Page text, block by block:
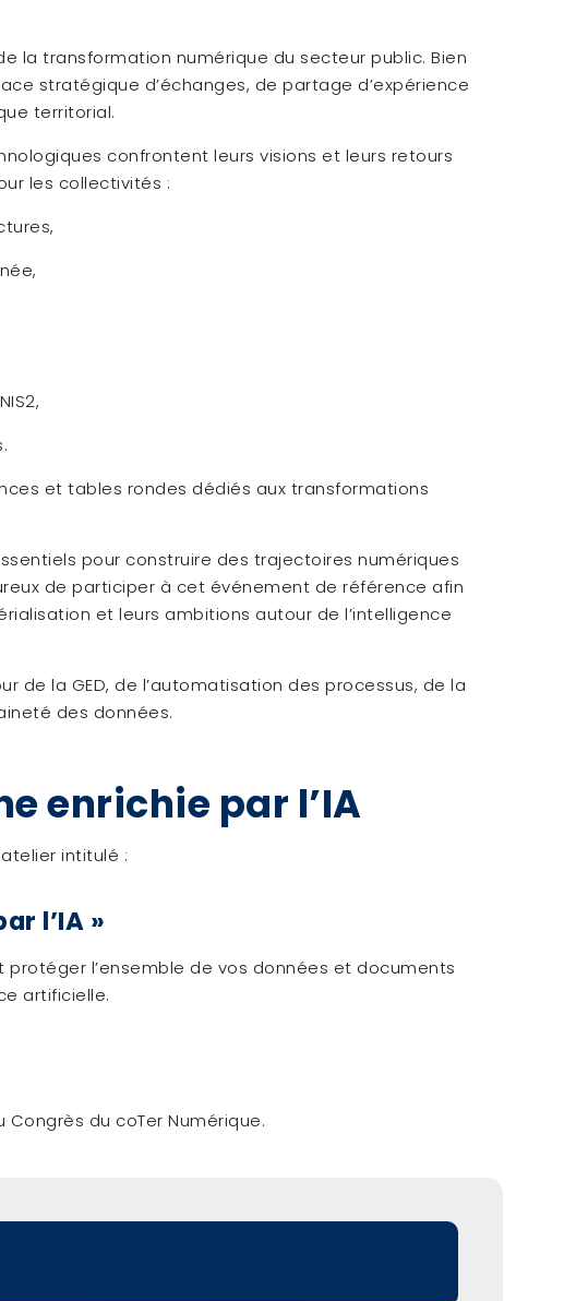
la transformation numérique du secteur public. Bien
stratégique d’échanges, de partage d’expérience
territorial.
confrontent leurs visions et leurs retours
les collectivités :
et tables rondes dédiés aux transformations
pour construire des trajectoires numériques
de participer à cet événement de référence afin
et leurs ambitions autour de l’intelligence
la GED, de l’automatisation des processus, de la
des données.
enrichie par l’IA
intitulé :
l’IA »
protéger l’ensemble de vos données et documents
artificielle.
du coTer Numérique.